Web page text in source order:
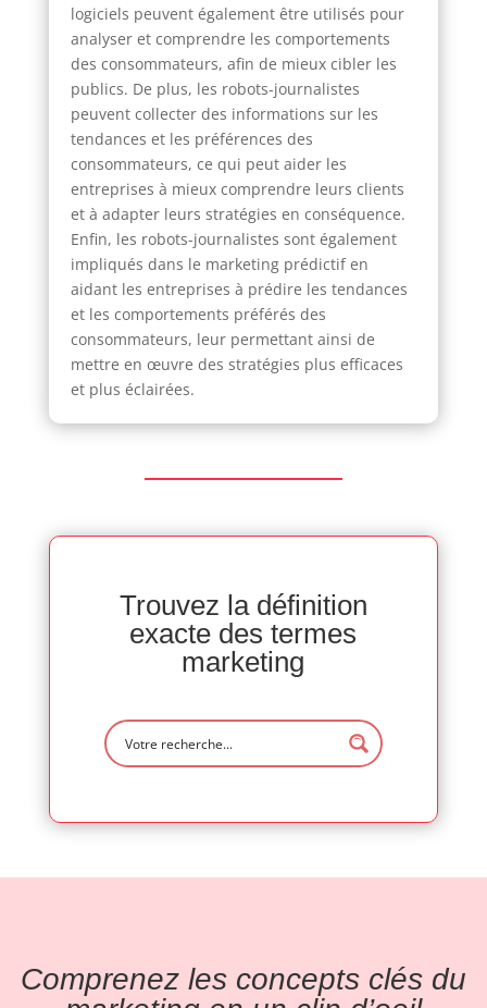
logiciels peuvent également être utilisés pour
analyser et comprendre les comportements
des consommateurs, afin de mieux cibler les
publics. De plus, les robots-journalistes
peuvent collecter des informations sur les
tendances et les préférences des
consommateurs, ce qui peut aider les
entreprises à mieux comprendre leurs clients
et à adapter leurs stratégies en conséquence.
Enfin, les robots-journalistes sont également
impliqués dans le marketing prédictif en
aidant les entreprises à prédire les tendances
et les comportements préférés des
consommateurs, leur permettant ainsi de
mettre en œuvre des stratégies plus efficaces
et plus éclairées.
Trouvez la définition
exacte des termes
marketing
Comprenez les concepts clés du